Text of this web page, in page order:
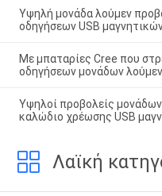
Υψηλή μονάδα λούμεν
οδηγήσεων USB
Με μπαταρίες Cree που
οδηγήσεων μονάδων λούμεν
Υψηλοί προβολείς
καλώδιο χρέωσης USB
Λαϊκή